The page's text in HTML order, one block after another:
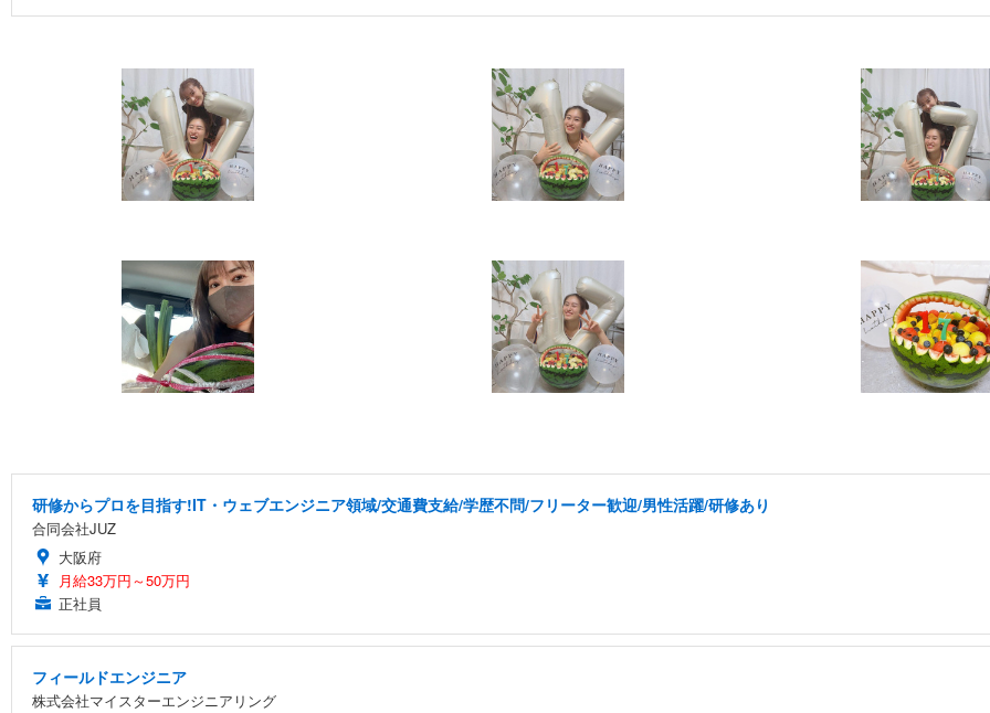
研修からプロを目指す!IT・ウェブエンジニア領域/交通費支給/学歴不問/フリーター歓迎/男性活躍/研修あり
合同会社JUZ
大阪府
月給33万円～50万円
正社員
フィールドエンジニア
株式会社マイスターエンジニアリング